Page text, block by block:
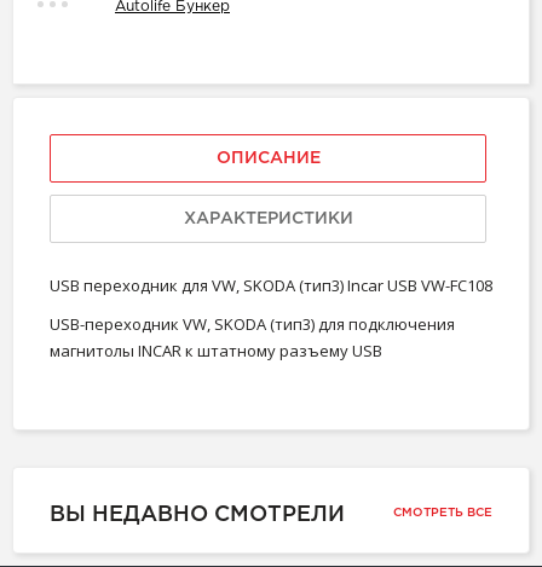
Autolife Бункер
ОПИСАНИЕ
ХАРАКТЕРИСТИКИ
USB переходник для VW, SKODA (тип3) Incar USB VW-FC108
USB-переходник VW, SKODA (тип3) для подключения
магнитолы INCAR к штатному разъему USB
ВЫ НЕДАВНО СМОТРЕЛИ СМОТРЕТЬ ВСЕ